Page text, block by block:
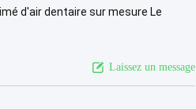
d'air dentaire sur mesure Le
Laissez un message